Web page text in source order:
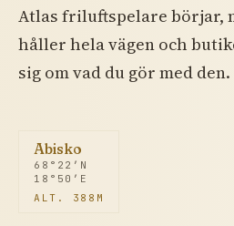
Atlas friluftspelare börjar,
håller hela vägen och
sig om vad du gör med den.
Abisko
68°22′N
18°50′E
ALT. 388M